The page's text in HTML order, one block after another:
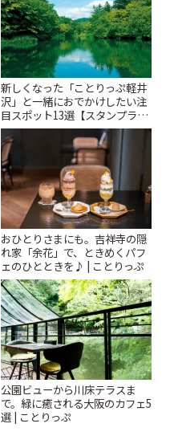
新しくなった「ことりっぷ軽井
沢」と一緒におでかけしたい注
目スポット13選【スタンプラリ
ー開催中】 | ことりっぷ
おひとりさまにも。吉祥寺の隠
れ家「余花」で、ときめくパフ
ェのひとときを♪ | ことりっぷ
公園ビューから川床テラスま
で。緑に癒される大阪のカフェ5
選 | ことりっぷ